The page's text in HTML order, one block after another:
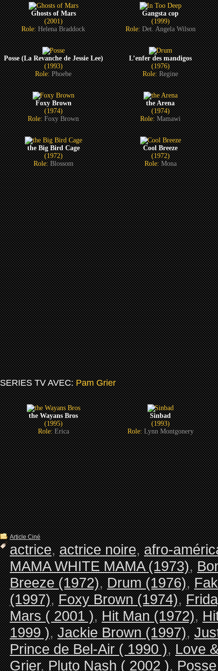
Ghosts of Mars
(2001)
Role:Helena Braddock
Gangsta cop
(1999)
Role:Det. Angela Wilson
Posse (La Revanche de Jessie Lee)
(1993)
Role:Phoebe
L’enfer des mandigos
(1976)
Role:Regine
Foxy Brown
(1974)
Role:Foxy Brown
the Arena
(1974)
Role:Mamawi
the Big Bird Cage
(1972)
Role:Blossom
Cool Breeze
(1972)
Role:Mona
SERIES TV AVEC:Pam Grier
the Wayans Bros
(1995)
Role:Erica
Sinbad
(1993)
Role:Lynn Montgonery
Article Ciné
actrice,actrice noire,afro-
MAMA WHITE MAMA (1973),
Breeze (1972),Drum (1976),
(1997),Foxy Brown (1974),
Mars ( 2001 ),Hit Man (1972),
1999 ),Jackie Brown (1997),
Prince de Bel-Air ( 1990 ),Love
Grier,Pluto Nash ( 2002 ),